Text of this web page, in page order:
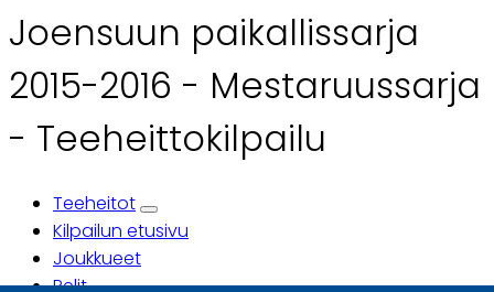
Joensuun paikallissarja
2015-2016 - Mestaruussarja
- Teeheittokilpailu
Ensisijaiset
välilehdet
Teeheitot
Kilpailun etusivu
Joukkueet
Pelit